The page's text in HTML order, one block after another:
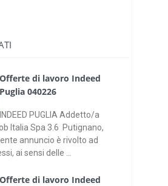
Offerte di lavoro Indeed
Puglia 040226
INDEED PUGLIA Addetto/a
Italia Spa 3.6 Putignano,
annuncio è rivolto ad
ai sensi delle ...
Offerte di lavoro Indeed